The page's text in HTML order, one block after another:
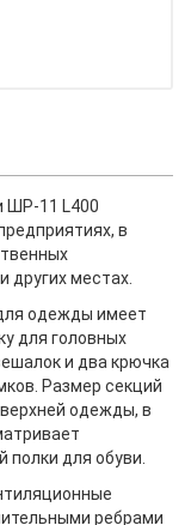
ШР-11 L400
в
других местах.
одежды имеет
для головных
и два крючка
Размер секций
одежды, в
для обуви.
ребрами